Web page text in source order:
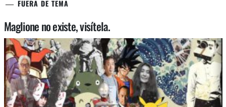
FUERA DE TEMA
Maglione no existe, visítela.